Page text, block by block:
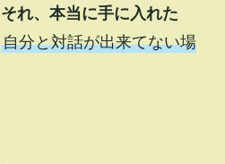
それ、本当に手に入れた
自分と対話が出来てない場